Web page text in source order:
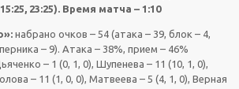
23:25). Время матча – 1:10
набрано очков – 54 (атака – 39, блок – 4,
– 9). Атака – 38%, прием – 46%
– 1 (0, 1, 0), Шупенева – 11 (10, 1, 0),
– 11 (1, 0, 0), Матвеева – 5 (4, 1, 0), Верная